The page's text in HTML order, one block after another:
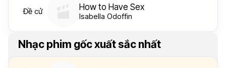
Đề cử How to Have Sex
Isabella Odoffin
Nhạc phim gốc xuất sắc nhất